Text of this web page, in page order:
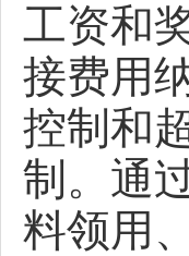
工资和
接费用
控制和
制。通
料领用